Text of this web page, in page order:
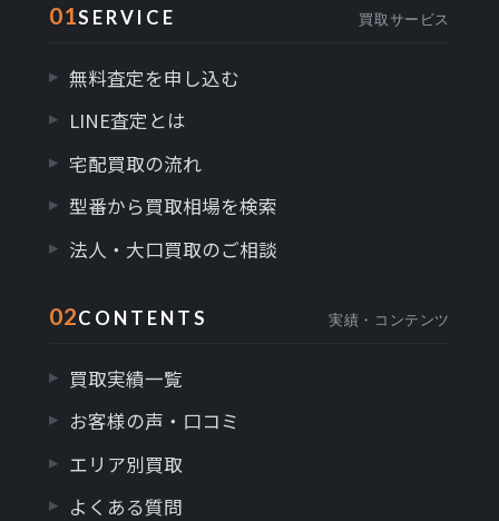
01SERVICE 買取サービス
無料査定を申し込む
LINE査定とは
宅配買取の流れ
型番から買取相場を検索
法人・大口買取のご相談
02CONTENTS 実績・コンテンツ
買取実績一覧
お客様の声・口コミ
エリア別買取
よくある質問